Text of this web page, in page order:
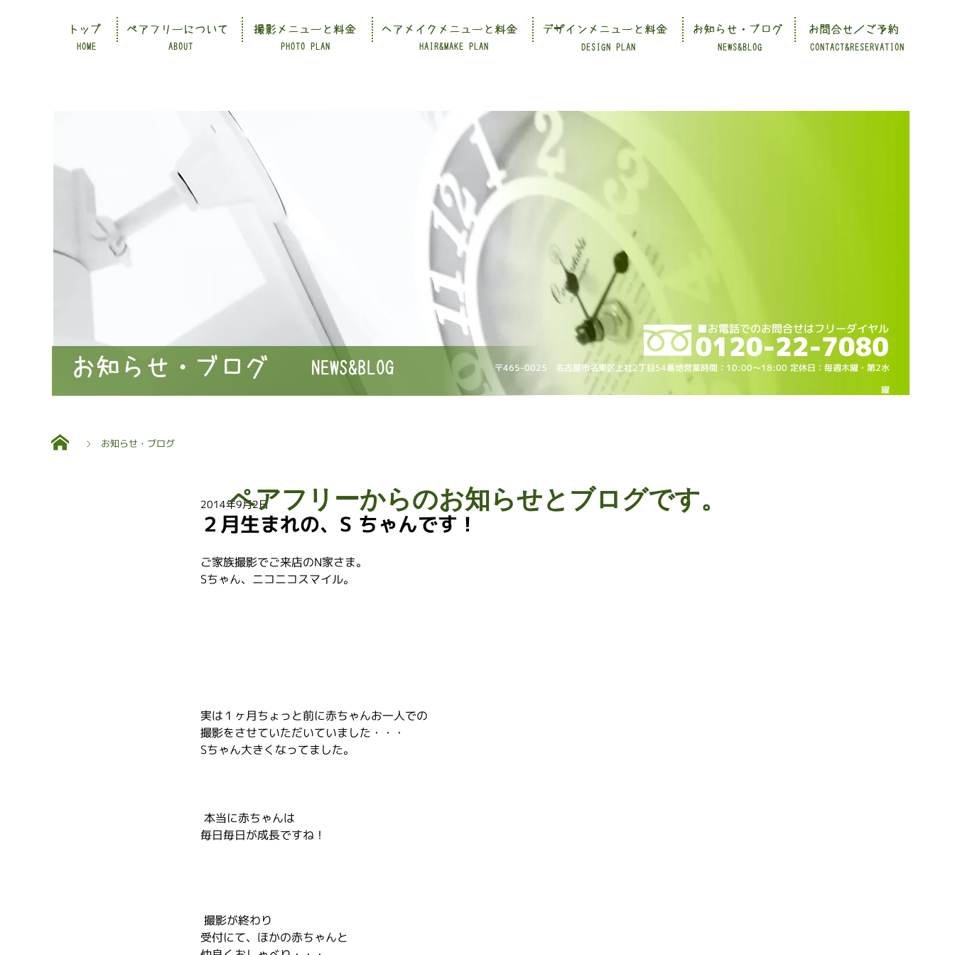
CONTACT&RESERVATION
HOME ABOUT PHOTO PLAN HAIR&MAKE PLAN DESIGN PLAN NEWS&BLOG
トップ ペアフリーについて 撮影メニューと料金 ヘアメイクメニューと料金 デザインメニューと料金 お知らせ・ブログ お問合せ／ご予約
〒465-0025 名古屋市名東区上社2丁目54番地営業時間：10:00～18:00 定休日：毎週木曜・第2水
曜
NEWS&BLOG
お知らせ・ブログ
お知らせ・ブログ
２月生まれの、S ちゃんです！
2014年9月2日
ご家族撮影でご来店のN家さま。
Sちゃん、ニコニコスマイル。
実は１ヶ月ちょっと前に赤ちゃんお一人での
撮影をさせていただいていました・・・
Sちゃん大きくなってました。
本当に赤ちゃんは
毎日毎日が成長ですね！
撮影が終わり
受付にて、ほかの赤ちゃんと
ペアフリーからのお知らせとブログです。